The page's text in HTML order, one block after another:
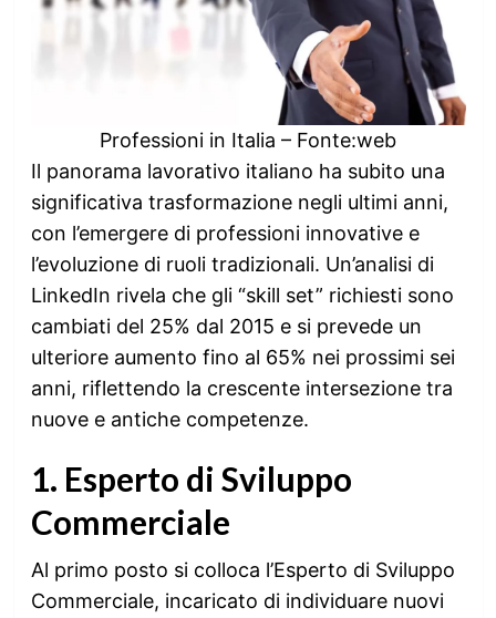
Professioni in Italia – Fonte:web
Il panorama lavorativo italiano ha subito una
significativa trasformazione negli ultimi anni,
con l’emergere di professioni innovative e
l’evoluzione di ruoli tradizionali. Un’analisi di
LinkedIn rivela che gli “skill set” richiesti sono
cambiati del 25% dal 2015 e si prevede un
ulteriore aumento fino al 65% nei prossimi sei
anni, riflettendo la crescente intersezione tra
nuove e antiche competenze.
1. Esperto di Sviluppo
Commerciale
Al primo posto si colloca l’Esperto di Sviluppo
Commerciale, incaricato di individuare nuovi